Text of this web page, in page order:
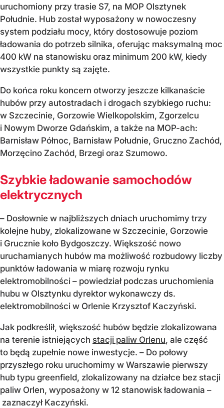
uruchomiony przy trasie S7, na MOP Olsztynek
Południe. Hub został wyposażony w nowoczesny
system podziału mocy, który dostosowuje poziom
ładowania do potrzeb silnika, oferując maksymalną moc
400 kW na stanowisku oraz minimum 200 kW, kiedy
wszystkie punkty są zajęte.
Do końca roku koncern otworzy jeszcze kilkanaście
hubów przy autostradach i drogach szybkiego ruchu:
w Szczecinie, Gorzowie Wielkopolskim, Zgorzelcu
i Nowym Dworze Gdańskim, a także na MOP-ach:
Barnisław Północ, Barnisław Południe, Gruczno Zachód,
Morzęcino Zachód, Brzegi oraz Szumowo.
Szybkie ładowanie samochodów
elektrycznych
– Dosłownie w najbliższych dniach uruchomimy trzy
kolejne huby, zlokalizowane w Szczecinie, Gorzowie
i Grucznie koło Bydgoszczy. Większość nowo
uruchamianych hubów ma możliwość rozbudowy liczby
punktów ładowania w miarę rozwoju rynku
elektromobilności – powiedział podczas uruchomienia
hubu w Olsztynku dyrektor wykonawczy ds.
elektromobilności w Orlenie Krzysztof Kaczyński.
Jak podkreślił, większość hubów będzie zlokalizowana
na terenie istniejących stacji paliw Orlenu, ale część
to będą zupełnie nowe inwestycje. – Do połowy
przyszłego roku uruchomimy w Warszawie pierwszy
hub typu greenfield, zlokalizowany na działce bez stacji
paliw Orlen, wyposażony w 12 stanowisk ładowania –
zaznaczył Kaczyński.